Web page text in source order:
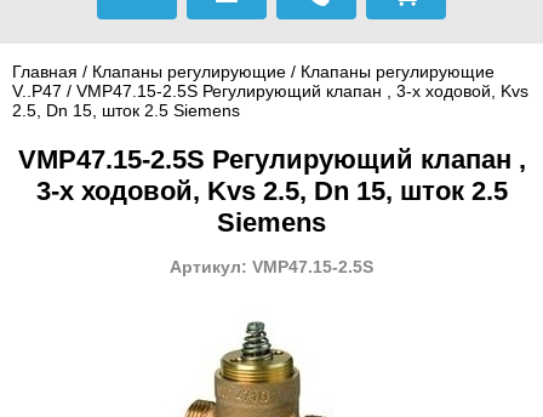
Главная / Клапаны регулирующие / Клапаны регулирующие
V..P47 / VMP47.15-2.5S Регулирующий клапан , 3-х ходовой, Kvs
2.5, Dn 15, шток 2.5 Siemens
VMP47.15-2.5S Регулирующий клапан ,
3-х ходовой, Kvs 2.5, Dn 15, шток 2.5
Siemens
Артикул: VMP47.15-2.5S